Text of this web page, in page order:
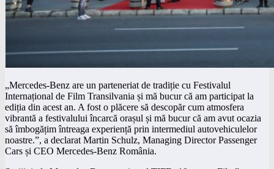
„Mercedes-Benz are un parteneriat de tradiție cu Festivalul
Internațional de Film Transilvania și mă bucur că am participat la
ediția din acest an. A fost o plăcere să descopăr cum atmosfera
vibrantă a festivalului încarcă orașul și mă bucur că am avut ocazia
să îmbogățim întreaga experiență prin intermediul autovehiculelor
noastre.”, a declarat Martin Schulz, Managing Director Passenger
Cars și CEO Mercedes-Benz România.